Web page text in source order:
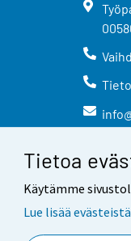
Tietoa
Käytämme
Lue lisää